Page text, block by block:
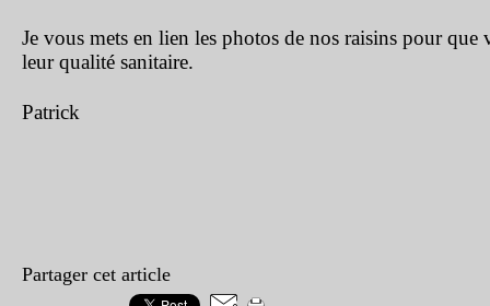
Je vous mets en lien les photos de nos raisins pour que
leur qualité sanitaire.
Patrick
Partager cet article